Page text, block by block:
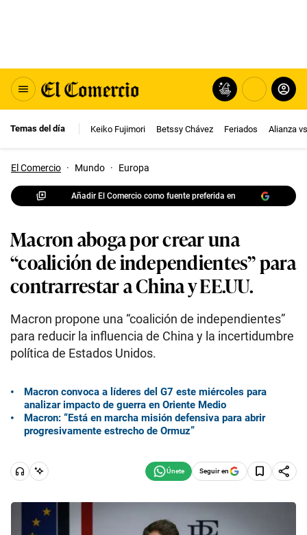
Temas del día Keiko Fujimori Betssy Chávez Feriados Alianza
El Comercio · Mundo · Europa
Añadir El Comercio como fuente preferida en
Macron aboga por crear una
“coalición de independientes” para
contrarrestar a China y EE.UU.
Macron propone una “coalición de independientes”
para reducir la influencia de China y la incertidumbre
política de Estados Unidos.
Macron convoca a líderes del G7 este miércoles para
analizar impacto de guerra en Oriente Medio
Macron: “Está en marcha misión defensiva para abrir
progresivamente estrecho de Ormuz”
Seguir en